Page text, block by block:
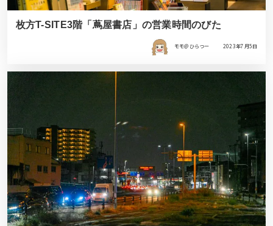
枚方T-SITE3階「蔦屋書店」の営業時間のびた
モモ＠ひらつー 2023年7月5日